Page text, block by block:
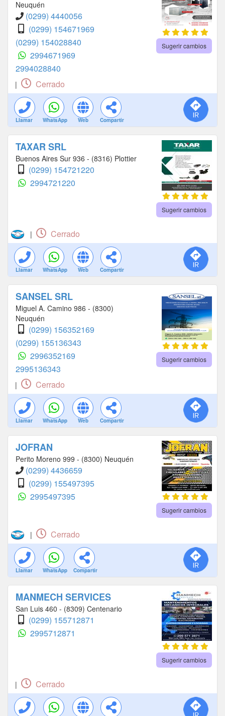
Neuquén
(0299) 4440056
(0299) 154671969
(0299) 154028840
2994671969
2994028840
Sugerir cambios
| Cerrado
Llamar WhatsApp Web Compartir
TAXAR SRL
Buenos Aires Sur 936 - (8316) Plottier
(0299) 154721220
2994721220
Sugerir cambios
| Cerrado
Llamar WhatsApp Web Compartir
SANSEL SRL
Miguel A. Camino 986 - (8300)
Neuquén
(0299) 156352169
(0299) 155136343
2996352169
2995136343
Sugerir cambios
| Cerrado
Llamar WhatsApp Web Compartir
JOFRAN
Perito Moreno 999 - (8300) Neuquén
(0299) 4436659
(0299) 155497395
2995497395
Sugerir cambios
| Cerrado
Llamar WhatsApp Compartir
MANMECH SERVICES
San Luis 460 - (8309) Centenario
(0299) 155712871
2995712871
Sugerir cambios
| Cerrado